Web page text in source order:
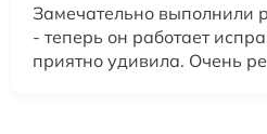
Замечательно выполнили
- теперь он работает
приятно удивила. Очень